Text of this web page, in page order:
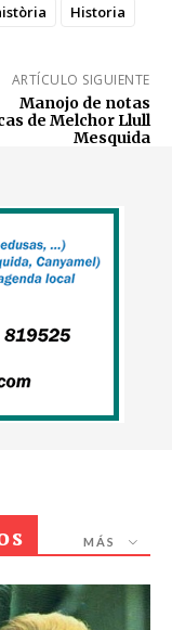
Historia
ARTÍCULO SIGUIENTE
Manojo de notas
de Melchor Llull
Mesquida
MÁS